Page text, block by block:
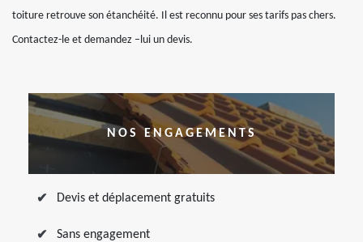
toiture retrouve son étanchéité. Il est reconnu pour ses tarifs pas chers.
Contactez-le et demandez –lui un devis.
NOS ENGAGEMENTS
Devis et déplacement gratuits
Sans engagement